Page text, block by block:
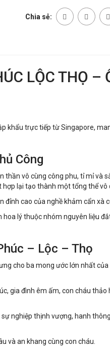
Chia sẻ:
LỘC THỌ –
khẩu trực tiếp từ Singapore,
Công
thần vô cùng công phu, tỉ mỉ và
hợp lại tạo thành một tổng thể
đỉnh cao của nghề khảm cẩn xà
hoa lý thuộc nhóm nguyên liệu
– Lộc – Thọ
cho ba mong ước lớn nhất
gia đình êm ấm, con cháu thảo
nghiệp thịnh vượng, hanh
và an khang cùng con cháu.